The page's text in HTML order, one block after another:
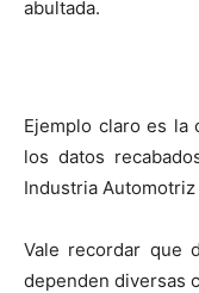
abultada.
Ejemplo claro es la
los datos
Industria Automotriz
Vale recordar que
dependen diversas